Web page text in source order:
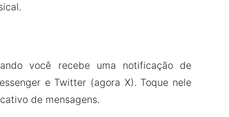
você recebe uma notificação de
e Twitter (agora X). Toque nele
de mensagens.